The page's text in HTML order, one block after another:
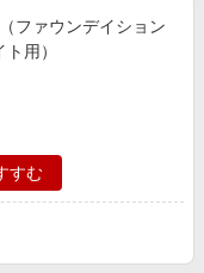
ファウンデイション
用）
すむ